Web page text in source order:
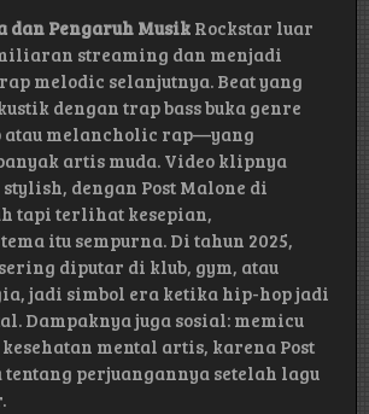
dan Pengaruh Musik Rockstar luar
streaming dan menjadi
melodic selanjutnya. Beat yang
dengan trap bass buka genre
melancholic rap—yang
artis muda. Video klipnya
dengan Post Malone di
tapi terlihat kesepian,
itu sempurna. Di tahun 2025,
diputar di klub, gym, atau
jadi simbol era ketika hip-hop jadi
Dampaknya juga sosial: memicu
mental artis, karena Post
tentang perjuangannya setelah lagu